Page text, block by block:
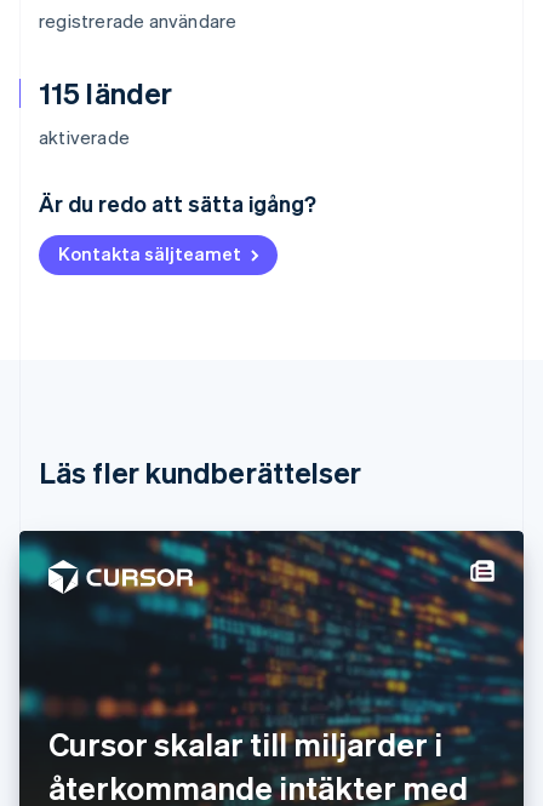
registrerade användare
115 länder
aktiverade
Är du redo att sätta igång?
Kontakta säljteamet
Läs fler kundberättelser
Cursor skalar till miljarder i
återkommande intäkter med
Belgien
NederlandsFrançaisDeutsch
Brasilien
PortuguêsEnglish
English
EnglishSvenska
Frankrike
English
Förenade Arabemiraten
Gibraltar
English
Grekland
English
Hongkong SAR, Kina